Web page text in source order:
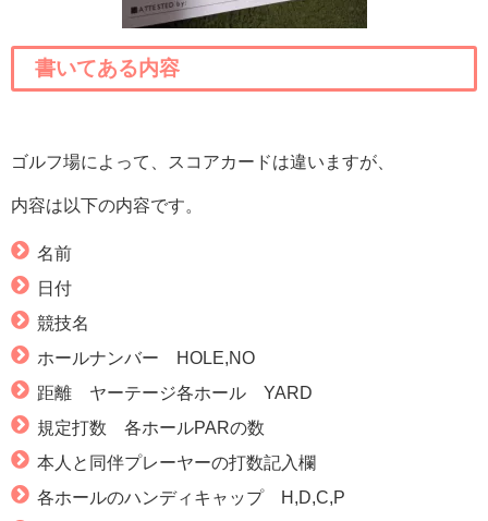
書いてある内容
ゴルフ場によって、スコアカードは違いますが、
内容は以下の内容です。
名前
日付
競技名
ホールナンバー HOLE,NO
距離 ヤーテージ各ホール YARD
規定打数 各ホールPARの数
本人と同伴プレーヤーの打数記入欄
各ホールのハンディキャップ H,D,C,P